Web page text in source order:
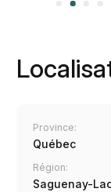
Province:
Québec
Région:
Saguenay-